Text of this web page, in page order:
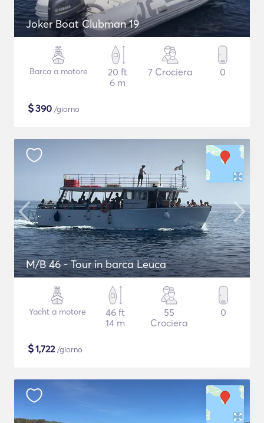
Joker Boat Clubman 19
Barca a motore
20 ft
6 m
7 Crociera 0
$390 /giorno
M/B 46 - Tour in barca Leuca
Yacht a motore
46 ft
14 m
55
Crociera
0
$1,722/giorno